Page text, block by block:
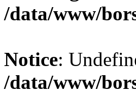
/data/www/
Notice:
/data/www/